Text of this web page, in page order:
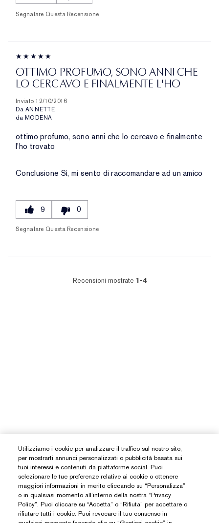
Segnalare Questa Recensione
OTTIMO PROFUMO, SONO ANNI CHE
LO CERCAVO E FINALMENTE L'HO
Inviato 12/10/2016
Da ANNETTE
da MODENA
ottimo profumo, sono anni che lo cercavo e finalmente
l'ho trovato
Conclusione Sì, mi sento di raccomandare ad un amico
9 0
Segnalare Questa Recensione
Recensioni mostrate 1-4
Utilizziamo i cookie per analizzare il traffico sul nostro sito,
per mostrarti annunci personalizzati o pubblicità basata sui
tuoi interessi e contenuti da piattaforme social. Puoi
selezionare le tue preferenze relative ai cookie o ottenere
maggiori informazioni in merito cliccando su “Personalizza”
o in qualsiasi momento all’interno della nostra “Privacy
Policy”. Puoi cliccare su “Accetta” o “Rifiuta” per accettare o
rifiutare tutti i cookie. Puoi revocare il tuo consenso in